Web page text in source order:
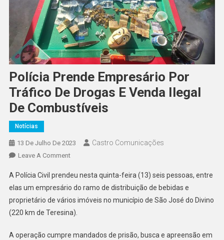
Polícia Prende Empresário Por
Tráfico De Drogas E Venda Ilegal
De Combustíveis
Notícias
13 De Julho De 2023 Castro Comunicações
Leave A Comment
A Polícia Civil prendeu nesta quinta-feira (13) seis pessoas, entre
elas um empresário do ramo de distribuição de bebidas e
proprietário de vários imóveis no município de São José do Divino
(220 km de Teresina).
A operação cumpre mandados de prisão, busca e apreensão em